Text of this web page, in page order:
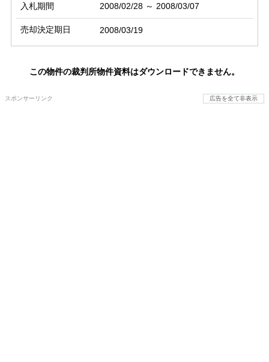
入札期間 2008/02/28 ～ 2008/03/07
売却決定期日 2008/03/19
この物件の裁判所物件資料はダウンロードできません。
スポンサーリンク 広告を全て非表示